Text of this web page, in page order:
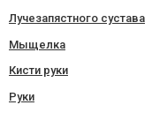
Лучезапястного сустава
Мыщелка
Кисти руки
Руки